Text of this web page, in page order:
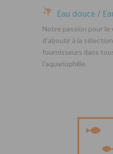
Eau douce /
Notre passion pour le
d’aboutir à la
fournisseurs dans
l’aquariophilie.